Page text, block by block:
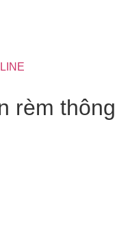
rèm thông